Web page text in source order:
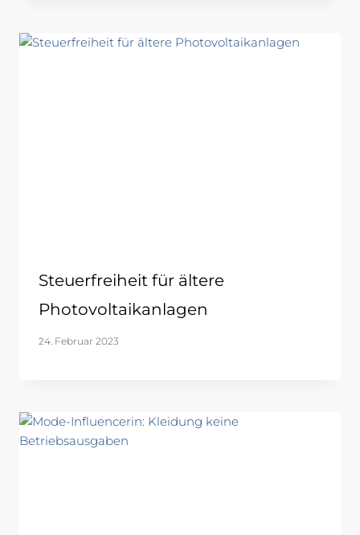
Steuerfreiheit für ältere
Photovoltaikanlagen
24. Februar 2023